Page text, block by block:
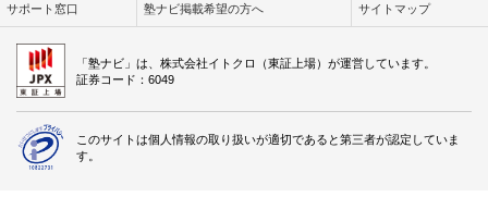
サポート窓口 塾ナビ掲載希望の方へ サイトマップ
「塾ナビ」は、株式会社イトクロ（東証上場）が運営しています。
証券コード：6049
このサイトは個人情報の取り扱いが適切であると第三者が認定していま
す。